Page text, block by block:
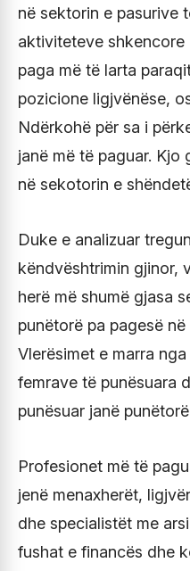
në sektorin e pasurive
aktiviteteve shkencore
paga më të larta
pozicione ligjvënëse,
Ndërkohë për sa i
janë më të paguar. Kjo
në sekotorin e
Duke e analizuar
këndvështrimin gjinor,
herë më shumë gjasa
punëtorë pa pagesë
Vlerësimet e marra
femrave të punësuara
punësuar janë
Profesionet më të
jenë menaxherët,
dhe specialistët me
fushat e financës dhe